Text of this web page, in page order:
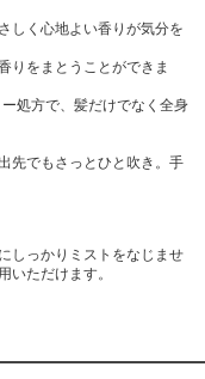
しく心地よい香りが気分を
りをまとうことができま
処方で、髪だけでなく全身
先でもさっとひと吹き。手
しっかりミストをなじませ
いただけます。